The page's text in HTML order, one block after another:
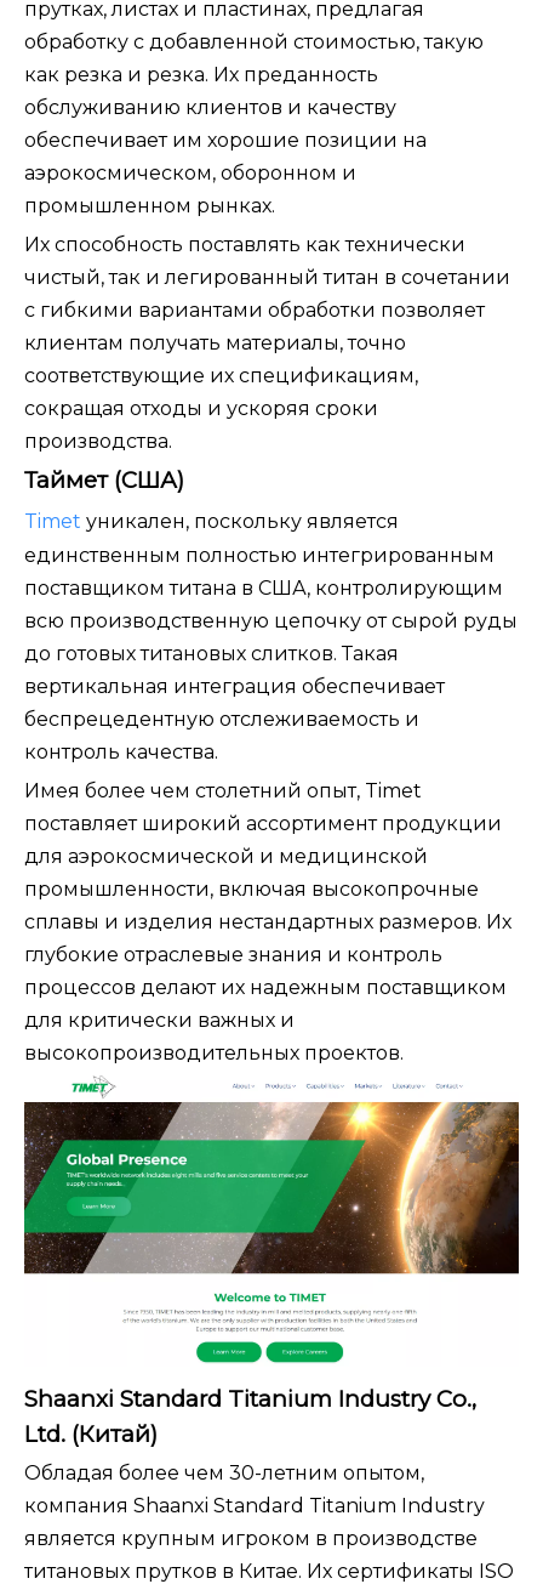
прутках, листах и ​​пластинах, предлагая
обработку с добавленной стоимостью, такую ​​
как резка и резка. Их преданность
обслуживанию клиентов и качеству
обеспечивает им хорошие позиции на
аэрокосмическом, оборонном и
промышленном рынках.
Их способность поставлять как технически
чистый, так и легированный титан в сочетании
с гибкими вариантами обработки позволяет
клиентам получать материалы, точно
соответствующие их спецификациям,
сокращая отходы и ускоряя сроки
производства.
Таймет (США)
Timet уникален, поскольку является
единственным полностью интегрированным
поставщиком титана в США, контролирующим
всю производственную цепочку от сырой руды
до готовых титановых слитков. Такая
вертикальная интеграция обеспечивает
беспрецедентную отслеживаемость и
контроль качества.
Имея более чем столетний опыт, Timet
поставляет широкий ассортимент продукции
для аэрокосмической и медицинской
промышленности, включая высокопрочные
сплавы и изделия нестандартных размеров. Их
глубокие отраслевые знания и контроль
процессов делают их надежным поставщиком
для критически важных и
высокопроизводительных проектов.
Shaanxi Standard Titanium Industry Co.,
Ltd. (Китай)
Обладая более чем 30-летним опытом,
компания Shaanxi Standard Titanium Industry
является крупным игроком в производстве
титановых прутков в Китае. Их сертификаты ISO